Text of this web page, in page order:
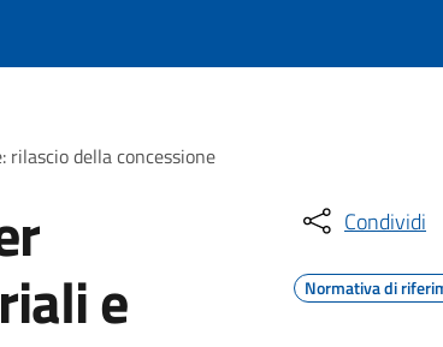
della concessione
e
Condividi
Normativa di